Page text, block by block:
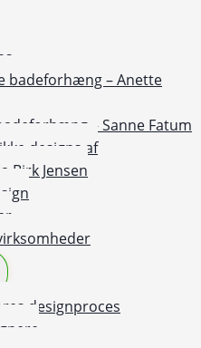
badeforhæng – Anette
– Sanne Fatum
designs af
Birk Jensen
designproces